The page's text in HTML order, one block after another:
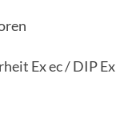
Ex ec / DIP Ex